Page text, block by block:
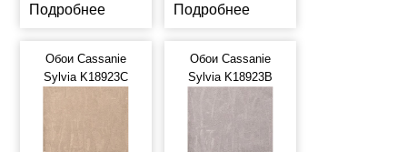
Подробнее
Подробнее
Обои Cassanie
Sylvia K18923C
Обои Cassanie
Sylvia K18923B